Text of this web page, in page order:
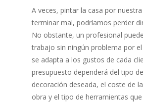
A veces, pintar la casa por
terminar mal, podríamos perder
No obstante, un profesional
trabajo sin ningún problema por
se adapta a los gustos de cada
presupuesto dependerá del tipo
decoración deseada, el coste de
obra y el tipo de herramientas